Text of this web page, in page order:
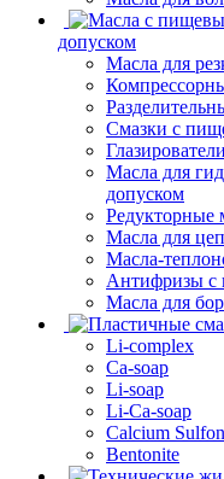
допуском
Масла для
Смазки с
Глазирователи
Масла для
допуском
Редукторные
Масла для
Масла-
Антифризы с
Масла для
Li-complex
Ca-soap
Li-soap
Li-Ca-soap
Calcium
Bentonite